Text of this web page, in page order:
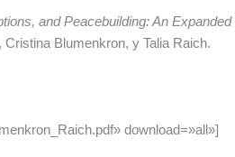
and Peacebuilding: An
Blumenkron, y Talia Raich.
download=»all»]